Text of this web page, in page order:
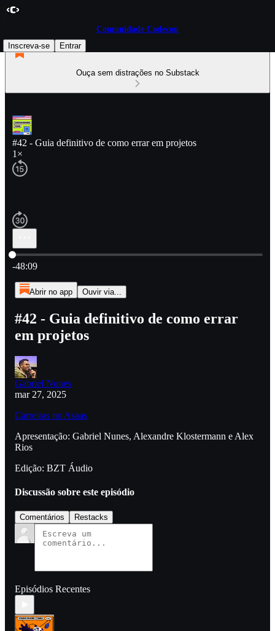
Comunidade Codecon
Inscreva-se
Entrar
Ouça sem distrações no Substack
#42 - Guia definitivo de como errar em projetos
1×
Hora atual: 0:00 / Tempo total: -48:09
-48:09
Abrir no app Ouvir via...
#42 - Guia definitivo de como errar
em projetos
Gabriel Nunes
mar 27, 2025
Carreiras no Asaas⁠⁠⁠⁠⁠⁠⁠⁠⁠
Apresentação: Gabriel Nunes, Alexandre Klostermann e Alex
Rios
Edição: BZT Áudio
Discussão sobre este episódio
Comentários Restacks
Episódios Recentes